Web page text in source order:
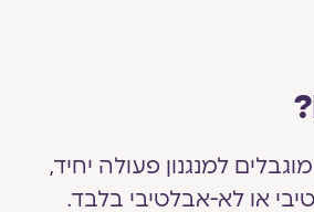
למנגנון פעולה יחיד,
או לא-אבלטיבי בלבד.